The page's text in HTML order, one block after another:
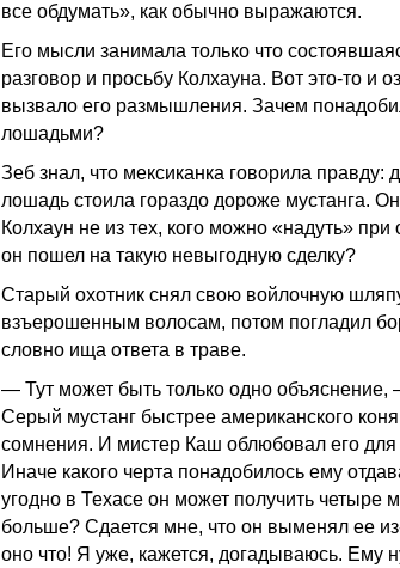
все обдумать», как обычно выражаются.
Его мысли занимала только что
разговор и просьбу Колхауна. Вот это-то и
вызвало его размышления. Зачем
лошадьми?
Зеб знал, что мексиканка говорила правду:
лошадь стоила гораздо дороже мустанга.
Колхаун не из тех, кого можно «надуть»
он пошел на такую невыгодную сделку?
Старый охотник снял свою войлочную
взъерошенным волосам, потом погладил
словно ища ответа в траве.
— Тут может быть только одно
Серый мустанг быстрее американского
сомнения. И мистер Каш облюбовал его для
Иначе какого черта понадобилось ему
угодно в Техасе он может получить четыре
больше? Сдается мне, что он выменял ее
оно что! Я уже, кажется, догадываюсь. Ему